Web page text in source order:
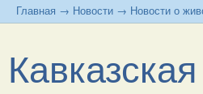
Главная → Новости → Новости о